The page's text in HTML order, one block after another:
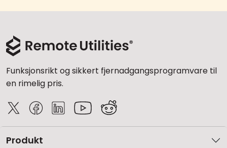
Funksjonsrikt og sikkert fjernadgangsprogramvare til
en rimelig pris.
Produkt